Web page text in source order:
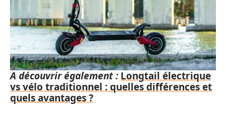
A découvrir également : Longtail électrique
vs vélo traditionnel : quelles différences et
quels avantages ?